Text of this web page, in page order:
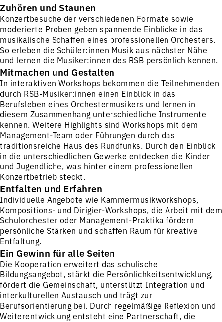
Zuhören und Staunen
Konzertbesuche der verschiedenen Formate sowie
moderierte Proben geben spannende Einblicke in das
musikalische Schaffen eines professionellen Orchesters.
So erleben die Schüler:innen Musik aus nächster Nähe
und lernen die Musiker:innen des RSB persönlich kennen.
Mitmachen und Gestalten
In interaktiven Workshops bekommen die Teilnehmenden
durch RSB-Musiker:innen einen Einblick in das
Berufsleben eines Orchestermusikers und lernen in
diesem Zusammenhang unterschiedliche Instrumente
kennen. Weitere Highlights sind Workshops mit dem
Management-Team oder Führungen durch das
traditionsreiche Haus des Rundfunks. Durch den Einblick
in die unterschiedlichen Gewerke entdecken die Kinder
und Jugendliche, was hinter einem professionellen
Konzertbetrieb steckt.
Entfalten und Erfahren
Individuelle Angebote wie Kammermusikworkshops,
Kompositions- und Dirigier-Workshops, die Arbeit mit dem
Schulorchester oder Management-Praktika fördern
persönliche Stärken und schaffen Raum für kreative
Entfaltung.
Ein Gewinn für alle Seiten
Die Kooperation erweitert das schulische
Bildungsangebot, stärkt die Persönlichkeitsentwicklung,
fördert die Gemeinschaft, unterstützt Integration und
interkulturellen Austausch und trägt zur
Berufsorientierung bei. Durch regelmäßige Reflexion und
Weiterentwicklung entsteht eine Partnerschaft, die